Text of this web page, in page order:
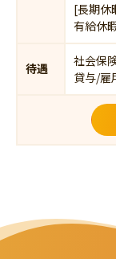
[長期休
有給休
待遇
社会保
貸与/雇